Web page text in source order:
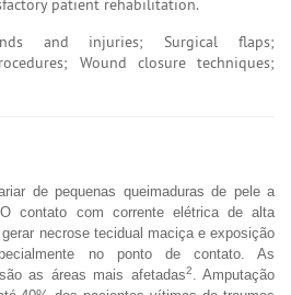
patient rehabilitation.
and injuries; Surgical flaps;
Wound closure techniques;
de pequenas queimaduras de pele a
O contato com corrente elétrica de alta
necrose tecidual maciça e exposição
no ponto de contato. As
as áreas mais afetadas2
. Amputação